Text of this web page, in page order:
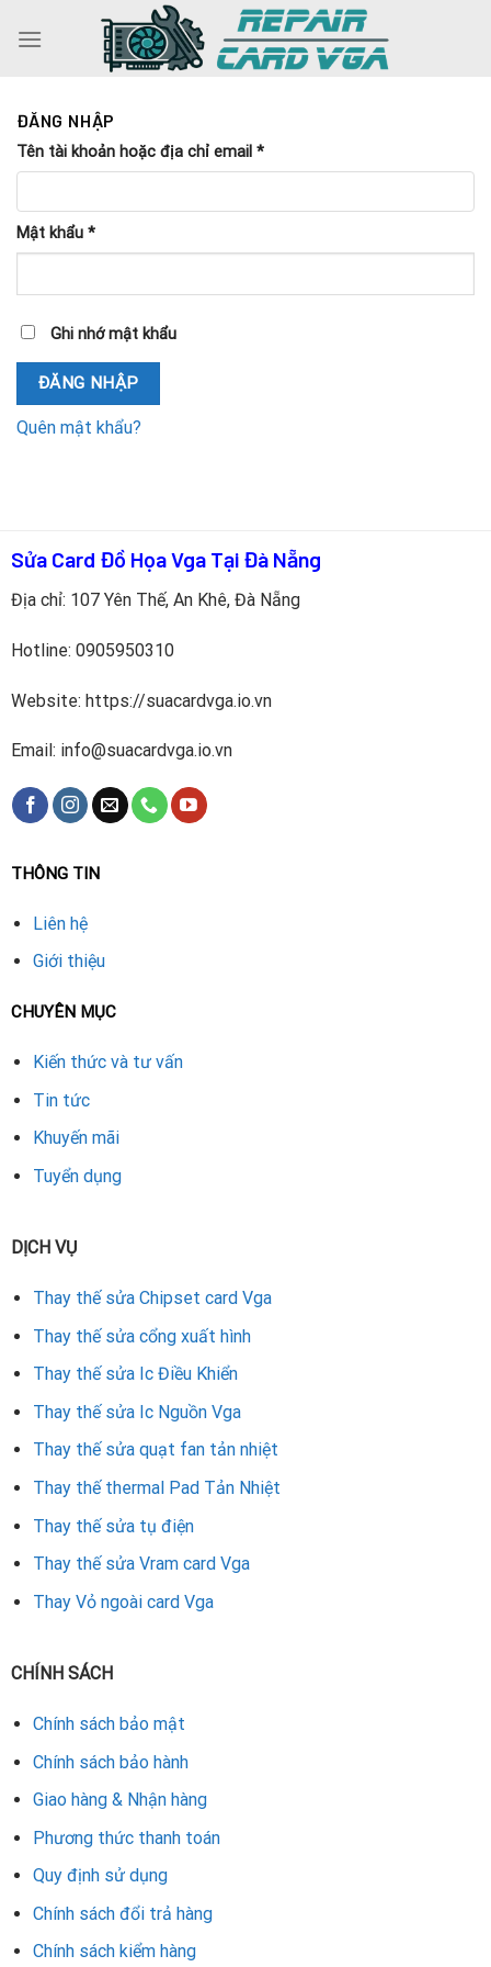
ĐĂNG NHẬP
Tên tài khoản hoặc địa chỉ email *
Mật khẩu *
Ghi nhớ mật khẩu
ĐĂNG NHẬP
Quên mật khẩu?
Sửa Card Đồ Họa Vga Tại Đà Nẵng
Địa chỉ: 107 Yên Thế, An Khê, Đà Nẵng
Hotline: 0905950310
Website: https://suacardvga.io.vn
Email: info@suacardvga.io.vn
THÔNG TIN
Liên hệ
Giới thiệu
CHUYÊN MỤC
Kiến thức và tư vấn
Tin tức
Khuyến mãi
Tuyển dụng
DỊCH VỤ
Thay thế sửa Chipset card Vga
Thay thế sửa cổng xuất hình
Thay thế sửa Ic Điều Khiển
Thay thế sửa Ic Nguồn Vga
Thay thế sửa quạt fan tản nhiệt
Thay thế thermal Pad Tản Nhiệt
Thay thế sửa tụ điện
Thay thế sửa Vram card Vga
Thay Vỏ ngoài card Vga
CHÍNH SÁCH
Chính sách bảo mật
Chính sách bảo hành
Giao hàng & Nhận hàng
Phương thức thanh toán
Quy định sử dụng
Chính sách đổi trả hàng
Chính sách kiểm hàng